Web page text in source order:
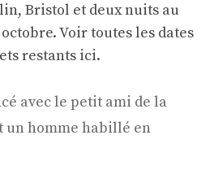
Bristol et deux nuits au
Voir toutes les dates
restants ici.
avec le petit ami de la
un homme habillé en